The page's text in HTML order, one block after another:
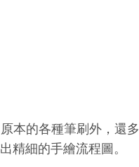
本的各種筆刷外，還多
精細的手繪流程圖。